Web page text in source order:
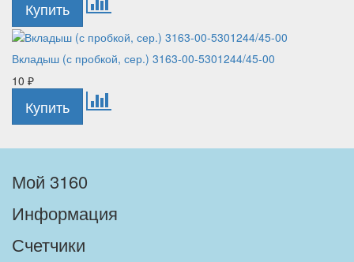
Вкладыш (с пробкой, сер.) 3163-00-5301244/45-00
10 ₽
Мой 3160
Информация
Счетчики